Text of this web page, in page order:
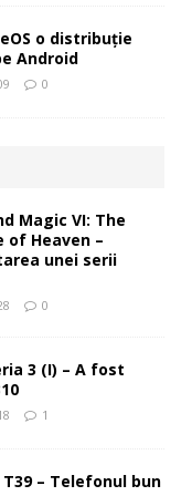
o distribuție
Android
0
Magic VI: The
of Heaven –
unei serii
0
3 (I) – A fost
1
T39 – Telefonul bun